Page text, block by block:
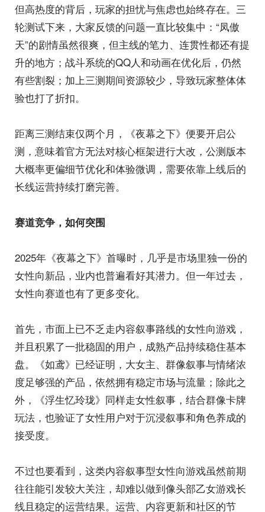
但高热度的背后，玩家的担忧与焦虑也始终存在。三
轮测试下来，大家反馈的问题一直比较集中：“凤傲
天”的剧情虽然很爽，但主线的笔力、连贯性都还有提
升的地方；战斗系统的QQ人和动画在优化后，仍然
有些割裂；加上三测期间资源较少，导致玩家整体体
验也打了折扣。
距离三测结束仅两个月，《夜幕之下》便要开启公
测，意味着官方无法对核心框架进行大改，公测版本
大概率更偏细节优化和体验微调，需要依靠上线后的
长线运营持续打磨完善。
赛道竞争，如何突围
2025年《夜幕之下》首曝时，几乎是市场里独一份的
女性向新品，业内也普遍看好其潜力。但一年过去，
女性向赛道也有了更多变化。
首先，市面上已不乏走内容叙事路线的女性向游戏，
并且积累了一批稳固的用户，成熟产品持续稳住基本
盘。《如鸢》已经证明，大女主、群像叙事与情绪浓
度足够强的产品，依然拥有稳定市场与流量；除此之
外，《浮生忆玲珑》同样走女性叙事，结合群像卡牌
玩法，也验证了女性用户对于沉浸叙事和角色养成的
接受度。
不过也要看到，这类内容叙事型女性向游戏虽然前期
往往能引发较大关注，却难以做到像头部乙女游戏长
线且稳定的运营结果。运营、内容更新和社区的节